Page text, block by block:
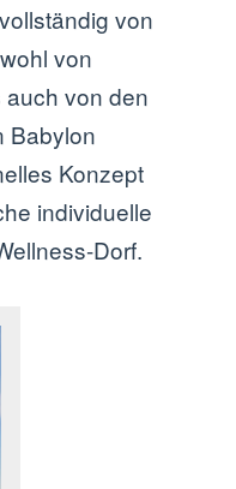
von
von
von den
Babylon
Konzept
individuelle
Dorf.